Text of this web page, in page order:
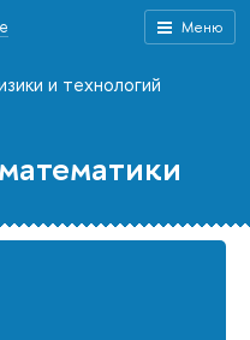
Меню
и технологий